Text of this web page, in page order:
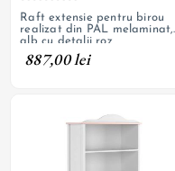
Raft extensie pentru birou
realizat din PAL melaminat,
alb cu detalii roz
887,00 lei